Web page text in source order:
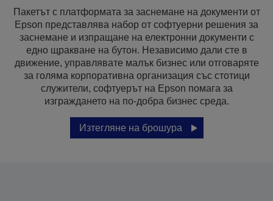
Пакетът с платформата за заснемане на документи от
Epson представлява набор от софтуерни решения за
заснемане и изпращане на електронни документи с
едно щракване на бутон. Независимо дали сте в
движение, управлявате малък бизнес или отговаряте
за голяма корпоративна организация със стотици
служители, софтуерът на Epson помага за
изграждането на по-добра бизнес среда.
Изтегляне на брошура